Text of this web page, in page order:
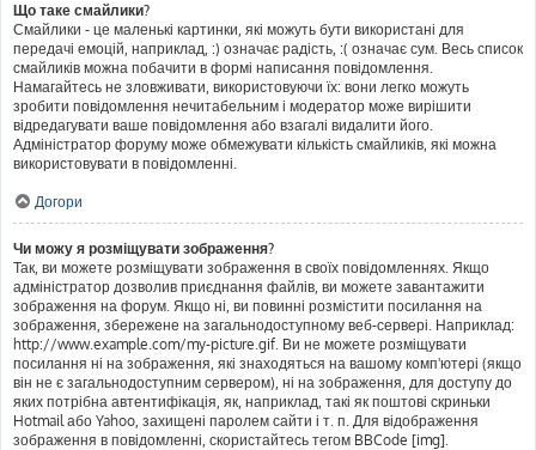
Що таке смайлики?
Смайлики - це маленькі картинки, які можуть бути використані для
передачі емоцій, наприклад, :) означає радість, :( означає сум. Весь список
смайликів можна побачити в формі написання повідомлення.
Намагайтесь не зловживати, використовуючи їх: вони легко можуть
зробити повідомлення нечитабельним і модератор може вирішити
відредагувати ваше повідомлення або взагалі видалити його.
Адміністратор форуму може обмежувати кількість смайликів, які можна
використовувати в повідомленні.
Догори
Чи можу я розміщувати зображення?
Так, ви можете розміщувати зображення в своїх повідомленнях. Якщо
адміністратор дозволив приєднання файлів, ви можете завантажити
зображення на форум. Якщо ні, ви повинні розмістити посилання на
зображення, збережене на загальнодоступному веб-сервері. Наприклад:
http://www.example.com/my-picture.gif. Ви не можете розміщувати
посилання ні на зображення, які знаходяться на вашому комп'ютері (якщо
він не є загальнодоступним сервером), ні на зображення, для доступу до
яких потрібна автентифікація, як, наприклад, такі як поштові скриньки
Hotmail або Yahoo, захищені паролем сайти і т. п. Для відображення
зображення в повідомленні, скористайтесь тегом BBCode [img].